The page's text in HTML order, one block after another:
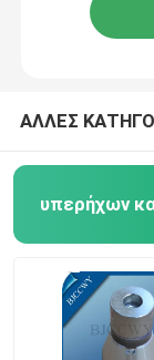
ΑΛΛΕΣ
υπερήχων